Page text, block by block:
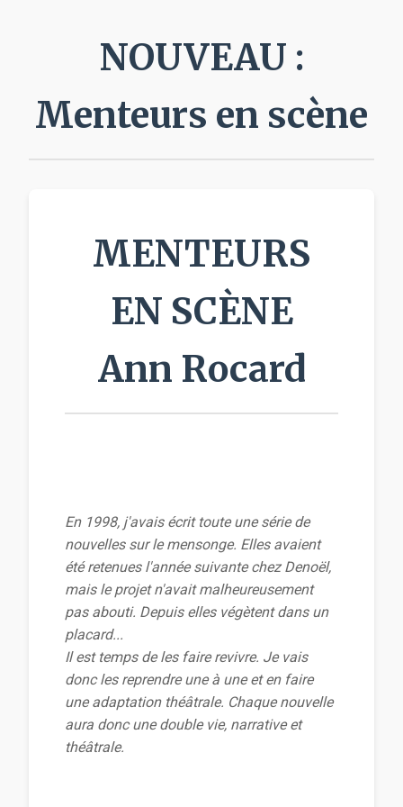
NOUVEAU :
Menteurs en scène
MENTEURS
EN SCÈNE
Ann Rocard
En 1998, j'avais écrit toute une série de
nouvelles sur le mensonge. Elles avaient
été retenues l'année suivante chez Denoël,
mais le projet n'avait malheureusement
pas abouti. Depuis elles végètent dans un
placard...
Il est temps de les faire revivre. Je vais
donc les reprendre une à une et en faire
une adaptation théâtrale. Chaque nouvelle
aura donc une double vie, narrative et
théâtrale.